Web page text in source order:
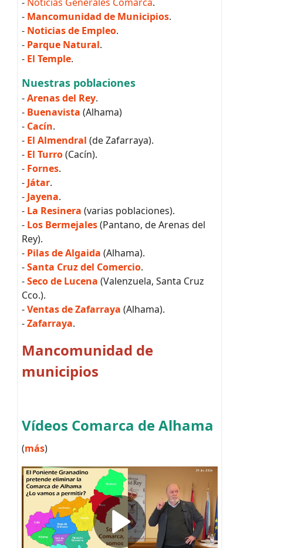
- Mancomunidad de Municipios.
- Noticias de Empleo.
- Parque Natural.
- El Temple.
Nuestras poblaciones
-Arenas del Rey.
- Buenavista (Alhama)
- Cacín.
- El Almendral (de Zafarraya).
- El Turro(Cacín).
- Fornes.
- Játar.
- Jayena.
- La Resinera (varias poblaciones).
- Los Bermejales(Pantano, de Arenas del
Rey).
- Pilas de Algaida (Alhama).
-Santa Cruz del Comercio.
-Seco de Lucena (Valenzuela, Santa Cruz
Cco.).
-Ventas de Zafarraya (Alhama).
-Zafarraya.
Mancomunidad de
municipios
Vídeos Comarca de Alhama
(más)